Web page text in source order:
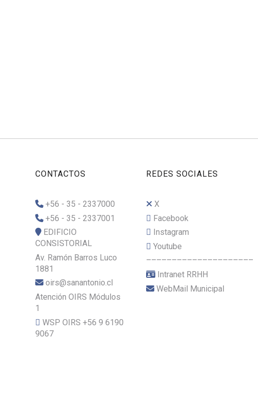
CONTACTOS
+56 - 35 - 2337000
+56 - 35 - 2337001
EDIFICIO
CONSISTORIAL
Av. Ramón Barros Luco
1881
oirs@sanantonio.cl
Atención OIRS Módulos
1
WSP OIRS +56 9 6190
9067
REDES SOCIALES
X
Facebook
Instagram
Youtube
–––––––––––––––––––––
Intranet RRHH
WebMail Municipal